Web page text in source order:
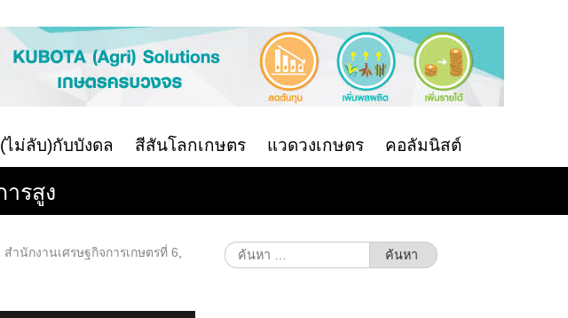
ไม่ลับ)กับบังดล สีสันโลกเกษตร แวดวงเกษตร คอลัมนิสต์
รสูง
สำนักงานเศรษฐกิจการเกษตรที่ 6
ค้นหา
สำหรับ: